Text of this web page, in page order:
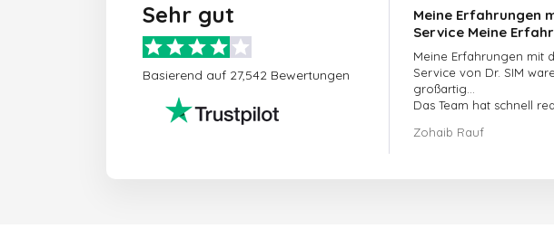
Sehr gut
Basierend auf 27,542 Bewertungen
Meine Erfahrungen
Service Meine
mit dem Service von
doctorSIM waren
Meine Erfahrungen mit
Service von Dr. SIM
großartig...
Das Team hat schnell
umgehend bearbeitet.
Zohaib Rauf